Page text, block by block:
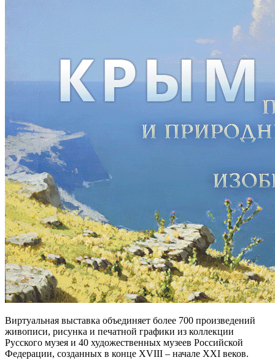
Виртуальная выставка объединяет более 700 произведений
живописи, рисунка и печатной графики из коллекции
Русского музея и 40 художественных музеев Российской
Федерации, созданных в конце XVIII – начале XXI веков.